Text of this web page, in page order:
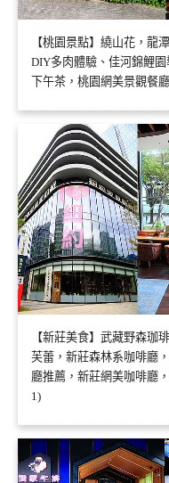
【桃園景點】繞山花，龍
DIY多肉體驗、佳河錦鯉
下午茶，桃園網美景觀餐
【新莊美食】武藏野森珈
芙蕾，新莊森林系咖啡廳
廳推薦，新莊網美咖啡廳
1)